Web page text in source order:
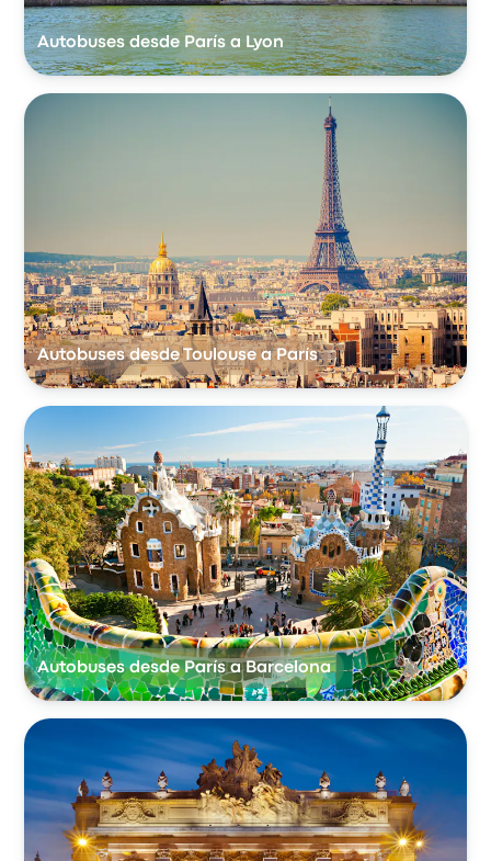
Autobuses desde París a Lyon
Autobuses desde Toulouse a París
Autobuses desde París a Barcelona